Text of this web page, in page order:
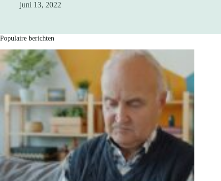
juni 13, 2022
Populaire berichten